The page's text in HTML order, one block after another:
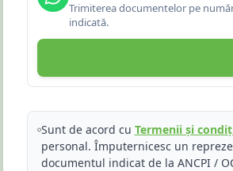
Trimiterea documentelor pe
indicată.
Sunt de acord cu Termenii și
personal. Împuternicesc un
documentul indicat de la ANCPI /